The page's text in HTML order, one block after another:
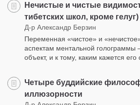
Нечистые и чистые
тибетских школ, кроме гелуг)
Д-р Александр Берзин
Переменная «чистое» и
аспектам ментальной голограммы
объект, и к тому, каким кажется его
Четыре буддийские
иллюзорности